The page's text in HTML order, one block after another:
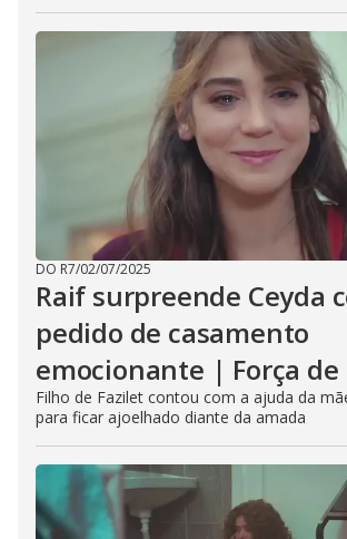
DO R7/02/07/2025
Raif surpreende Ceyda
pedido de casamento
emocionante | Força
Filho de Fazilet contou com a ajuda da
para ficar ajoelhado diante da amada